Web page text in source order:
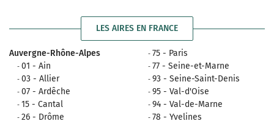
LES AIRES EN FRANCE
Auvergne-Rhône-Alpes
01 - Ain
03 - Allier
07 - Ardêche
15 - Cantal
26 - Drôme
75 - Paris
77 - Seine-et-Marne
93 - Seine-Saint-Denis
95 - Val-d'Oise
94 - Val-de-Marne
78 - Yvelines